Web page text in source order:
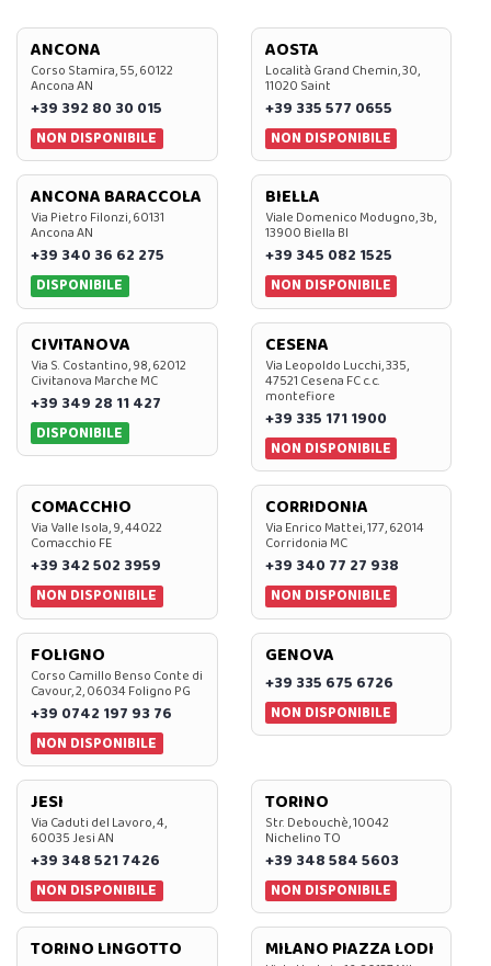
ANCONA
Corso Stamira, 55, 60122
Ancona AN
+39 392 80 30 015
NON DISPONIBILE
AOSTA
Località Grand Chemin, 30,
11020 Saint
+39 335 577 0655
NON DISPONIBILE
ANCONA BARACCOLA
Via Pietro Filonzi, 60131
Ancona AN
+39 340 36 62 275
DISPONIBILE
BIELLA
Viale Domenico Modugno, 3b,
13900 Biella BI
+39 345 082 1525
NON DISPONIBILE
CIVITANOVA
Via S. Costantino, 98, 62012
Civitanova Marche MC
+39 349 28 11 427
DISPONIBILE
CESENA
Via Leopoldo Lucchi, 335,
47521 Cesena FC c.c.
montefiore
+39 335 171 1900
NON DISPONIBILE
COMACCHIO
Via Valle Isola, 9, 44022
Comacchio FE
+39 342 502 3959
NON DISPONIBILE
CORRIDONIA
Via Enrico Mattei, 177, 62014
Corridonia MC
+39 340 77 27 938
NON DISPONIBILE
FOLIGNO
Corso Camillo Benso Conte di
Cavour, 2, 06034 Foligno PG
+39 0742 197 93 76
NON DISPONIBILE
GENOVA
+39 335 675 6726
NON DISPONIBILE
JESI
Via Caduti del Lavoro, 4,
60035 Jesi AN
+39 348 521 7426
NON DISPONIBILE
TORINO
Str. Debouchè, 10042
Nichelino TO
+39 348 584 5603
NON DISPONIBILE
TORINO LINGOTTO MILANO PIAZZA LODI